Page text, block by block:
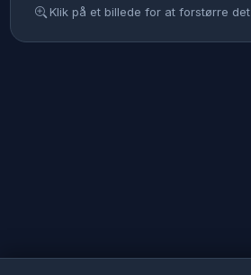
Klik på et billede for at forstørre det